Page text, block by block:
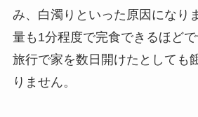
み、白濁りといった原因になり
量も1分程度で完食できるほどで
旅行で家を数日開けたとしても
りません。